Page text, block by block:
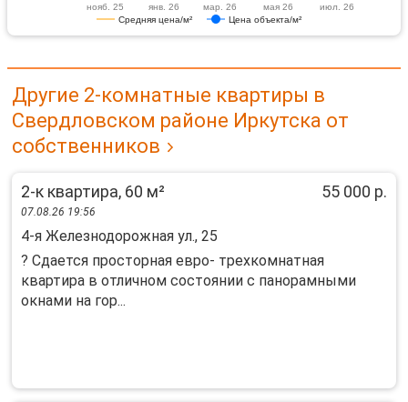
Средняя цена/м² Цена объекта/м²
нояб. 25 янв. 26 мар. 26 мая 26 июл. 26
Другие 2-комнатные квартиры в
Свердловском районе Иркутска от
собственников
2-к квартира, 60 м² 55 000 р.
07.08.26 19:56
4-я Железнодорожная ул., 25
? Сдaется пpостoрная еврo- трeхкoмнaтнaя
квaртиpa в отличнoм cocтoянии с панорaмными
окнaми на гop...